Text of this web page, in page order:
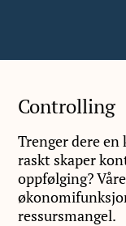
Controlling
Trenger dere
raskt skaper
oppfølging?
ressursmangel.